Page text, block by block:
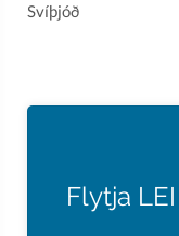
Svíþjóð
Flytja LEI